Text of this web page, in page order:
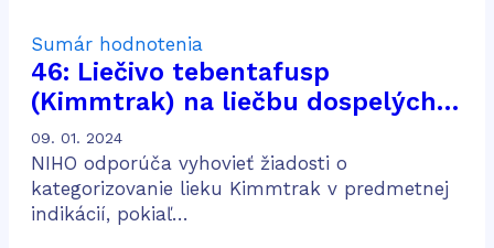
Sumár hodnotenia
46: Liečivo tebentafusp
(Kimmtrak) na liečbu dospelých
pacientov s neresekovateľným
alebo metastatickým uveálnym
melanómom
09. 01. 2024
NIHO odporúča vyhovieť žiadosti o
kategorizovanie lieku Kimmtrak v predmetnej
indikácií, pokiaľ…